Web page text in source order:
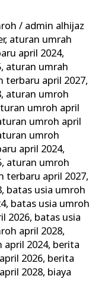
/ admin alhijaz
, aturan umrah
april 2024,
, aturan umrah
terbaru april 2027,
, aturan umroh
umroh april
umroh april
umroh
april 2024,
, aturan umroh
terbaru april 2027,
, batas usia umroh
, batas usia umroh
2026, batas usia
april 2028,
april 2024, berita
2026, berita
2028, biaya